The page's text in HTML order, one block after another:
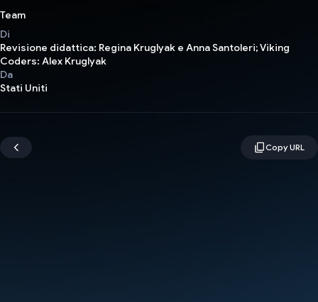
Team
Di
Revisione didattica: Regina Kruglyak e Anna Santoleri; Viking
Coders: Alex Kruglyak
Da
Stati Uniti